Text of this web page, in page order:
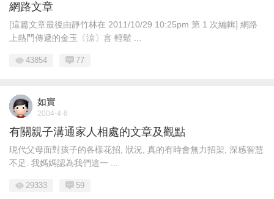
網路文章
[這篇文章最後由靜竹林在 2011/10/29 10:25pm 第 1 次編輯] 網路
上熱門傳遞的金玉〔涼〕言 輕鬆 ...
43854 77
如實
2004-4-8
有關親子溝通家人相處的文章及觀點
現代父母面對孩子的各樣花招, 狀況, 真的有時會無力招架, 深感智慧
不足. 我媽媽認為我們這一 ...
29333 59